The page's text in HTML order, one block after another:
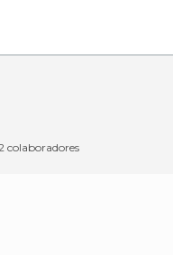
colaboradores